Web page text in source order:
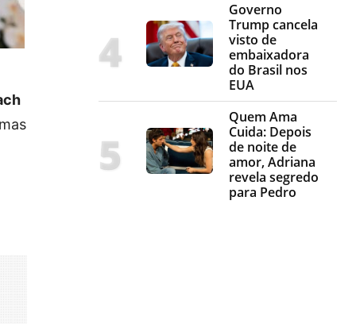
Governo
Trump cancela
visto de
embaixadora
do Brasil nos
EUA
Quem Ama
Cuida: Depois
de noite de
amor, Adriana
revela segredo
para Pedro